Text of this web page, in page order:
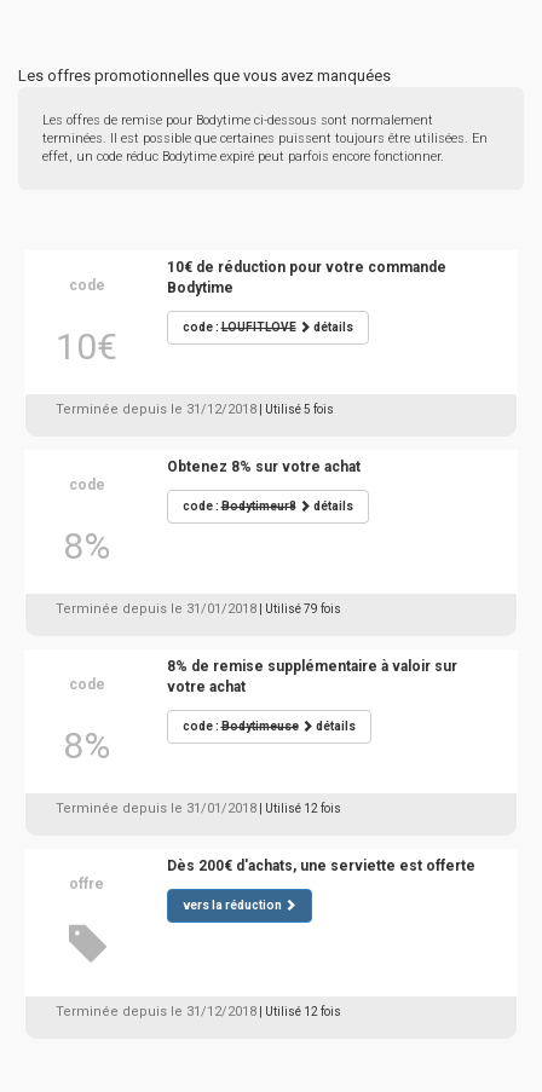
Les offres promotionnelles que vous avez manquées
Les offres de remise pour Bodytime ci-dessous sont normalement
terminées. Il est possible que certaines puissent toujours être utilisées. En
effet, un code réduc Bodytime expiré peut parfois encore fonctionner.
code
10€
10€ de réduction pour votre commande
Bodytime
code :LOUFITLOVE détails
Terminée depuis le 31/12/2018 | Utilisé 5 fois
code
8%
Obtenez 8% sur votre achat
code :Bodytimeur8 détails
Terminée depuis le 31/01/2018 | Utilisé 79 fois
code
8%
8% de remise supplémentaire à valoir sur
votre achat
code :Bodytimeuse détails
Terminée depuis le 31/01/2018 | Utilisé 12 fois
offre
Dès 200€ d'achats, une serviette est offerte
vers la réduction
Terminée depuis le 31/12/2018 | Utilisé 12 fois